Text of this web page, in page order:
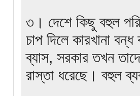
৩। দেশে কিছু বহুল
চাপ দিলে কারখানা
ব্যাস, সরকার তখন
রাস্তা ধরেছে। বহুল